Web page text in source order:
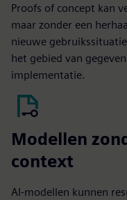
Proofs of concept kan
maar zonder een
nieuwe
het gebied van
implementatie.
Modellen
context
AI-modellen kunnen